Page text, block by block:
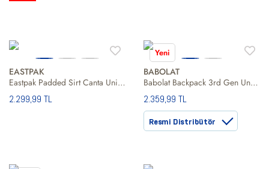
EASTPAK
Eastpak Padded Sirt Canta Unisex Beyaz Sırt Çantası
2.299,99 TL
Yeni
BABOLAT
Babolat Backpack 3rd Gen Unisex Çocuk Sırt Çantası
2.359,99 TL
Resmi Distribütör